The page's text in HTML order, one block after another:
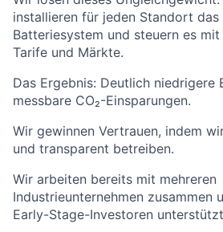
installieren für jeden Standort das
Batteriesystem und steuern es
Tarife und Märkte.
Das Ergebnis: Deutlich niedrigere
messbare CO₂-Einsparungen.
Wir gewinnen Vertrauen, indem
und transparent betreiben.
Wir arbeiten bereits mit mehreren
Industrieunternehmen zusammen
Early-Stage-Investoren